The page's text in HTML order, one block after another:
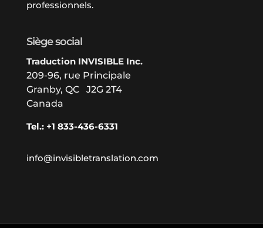
professionnels.
Siège social
Traduction INVISIBLE Inc.
209-96, rue Principale
Granby, QC J2G 2T4
Canada
Tel.: +1 833-436-6331
info@invisibletranslation.com